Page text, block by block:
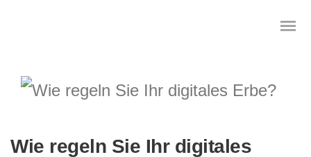
Wie regeln Sie Ihr digitales